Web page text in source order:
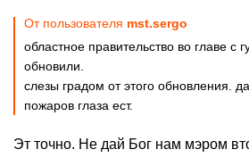
От пользователя mst.sergo
областное правительство во главе с
обновили.
слезы градом от этого обновления.
пожаров глаза ест.
Эт точно. Не дай Бог нам мэром